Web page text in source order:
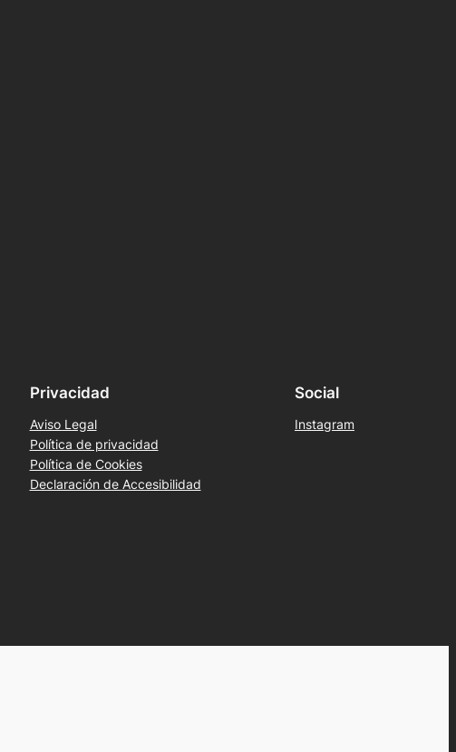
Privacidad
Aviso Legal
Política de privacidad
Política de Cookies
Declaración de Accesibilidad
Social
Instagram